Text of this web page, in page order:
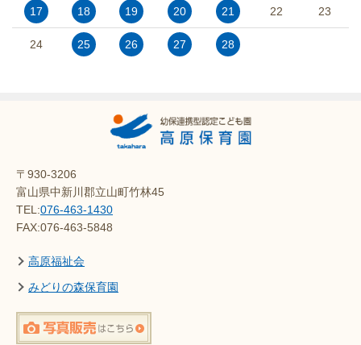
17 18 19 20 21 22 23
24 25 26 27 28
〒930-3206
富山県中新川郡立山町竹林45
TEL:076-463-1430
FAX:076-463-5848
高原福祉会
みどりの森保育園